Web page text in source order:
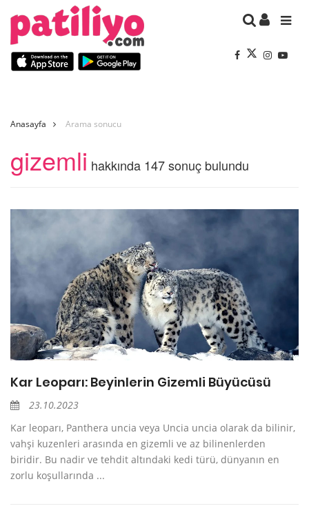
Anasayfa Arama sonucu
gizemli hakkında 147 sonuç bulundu
Kar Leoparı: Beyinlerin Gizemli Büyücüsü
23.10.2023
Kar leoparı, Panthera uncia veya Uncia uncia olarak da bilinir,
vahşi kuzenleri arasında en gizemli ve az bilinenlerden
biridir. Bu nadir ve tehdit altındaki kedi türü, dünyanın en
zorlu koşullarında ...